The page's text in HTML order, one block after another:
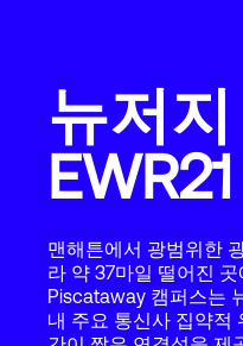
파트너
전문성 및 리소스
소개
Language
뉴저지
EWR21
맨해튼에서 광범위한
라 약 37마일 떨어진
Piscataway 캠퍼스는
내 주요 통신사 집약적